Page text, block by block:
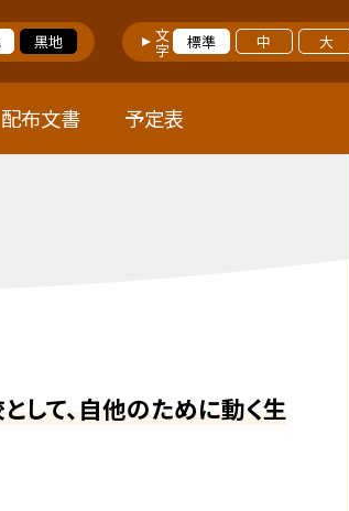
黒地 文字 標準 中 大
配布文書 予定表
して、自他のために動く生